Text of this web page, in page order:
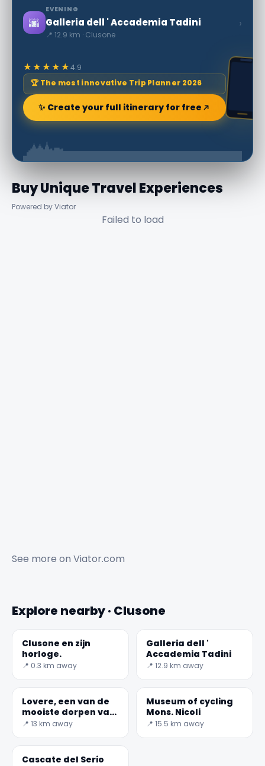
🌆
EVENING
Galleria dell ' Accademia Tadini
📍 12.9 km · Clusone
›
★★★★★4.9
🏆 The most innovative Trip Planner 2026
✨ Create your full itinerary for free
Buy Unique Travel Experiences
Powered by Viator
Failed to load
See more on Viator.com
Explore nearby · Clusone
Clusone en zijn
horloge.
📍 0.3 km away
Galleria dell '
Accademia Tadini
📍 12.9 km away
Lovere, een van de
mooiste dorpen van
Italië
📍 13 km away
Museum of cycling
Mons. Nicoli
📍 15.5 km away
Cascate del Serio